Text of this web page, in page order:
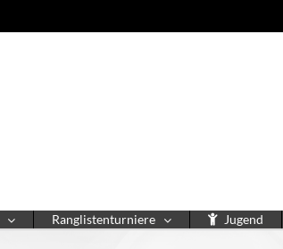
Ranglistenturniere Jugend